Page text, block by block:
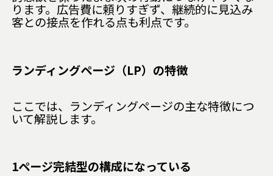
ります。広告費に頼りすぎず、継続的に見込み
客との接点を作れる点も利点です。
ランディングページ（LP）の特徴
ここでは、ランディングページの主な特徴につ
いて解説します。
1ページ完結型の構成になっている